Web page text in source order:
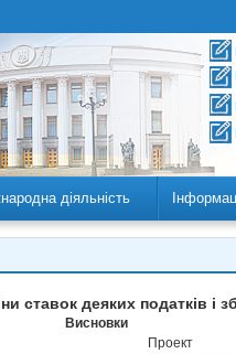
діяльність
ставок деяких податків і
Висновки
Проект